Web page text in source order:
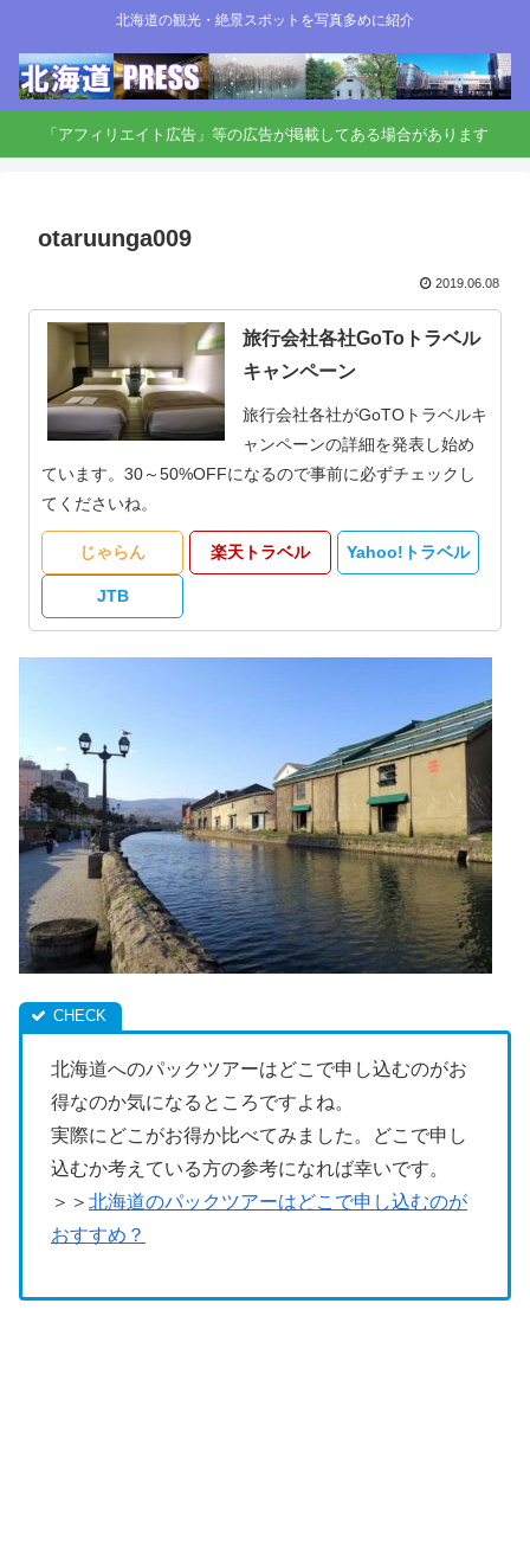
北海道の観光・絶景スポットを写真多めに紹介
「アフィリエイト広告」等の広告が掲載してある場合があります
otaruunga009
2019.06.08
旅行会社各社GoToトラベル
キャンペーン
旅行会社各社がGoTOトラベルキ
ャンペーンの詳細を発表し始め
ています。30～50%OFFになるので事前に必ずチェックし
てくださいね。
じゃらん 楽天トラベル Yahoo!トラベル
JTB
北海道へのパックツアーはどこで申し込むのがお
得なのか気になるところですよね。
実際にどこがお得か比べてみました。どこで申し
込むか考えている方の参考になれば幸いです。
＞＞ 北海道のパックツアーはどこで申し込むのが
おすすめ？